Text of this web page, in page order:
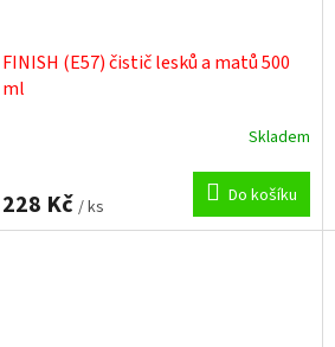
FINISH (E57) čistič lesků a matů 500
ml
Skladem
228 Kč / ks Do košíku